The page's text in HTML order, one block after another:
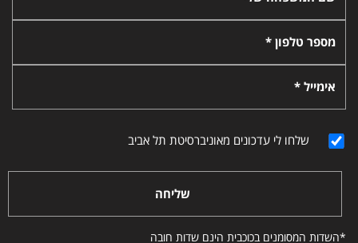
מספר טלפון *
אימייל *
שלחו לי עדכונים מאוניברסיטת תל אביב
שליחה
*השדות המסומנים בכוכבית הינם שדות חובה